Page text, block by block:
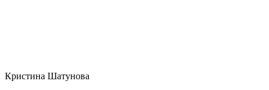
Кристина Шатунова